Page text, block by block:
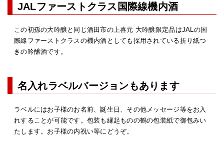
JALファーストクラス国際線機内酒
この初孫の大吟醸と同じ酒田市の上喜元 大吟醸限定品はJALの国
際線ファーストクラスの機内酒としても採用されている折り紙つ
きの吟醸酒です。
名入れラベルバージョンもあります
ラベルにはお子様のお名前、誕生日、その他メッセージ等をお入
れすることが可能です。包装も縁起ものの鶴の包装紙で御包みい
たします。お子様の内祝い等にどうぞ。